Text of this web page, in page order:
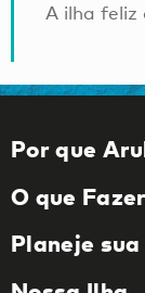
A ilha
Por que
O que Fazer
Planeje